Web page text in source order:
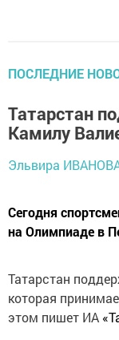
ПОСЛЕДНИЕ
Татарстан
Камилу
Эльвира
Сегодня
на Олимпиаде в
Татарстан
которая
этом пишет ИА